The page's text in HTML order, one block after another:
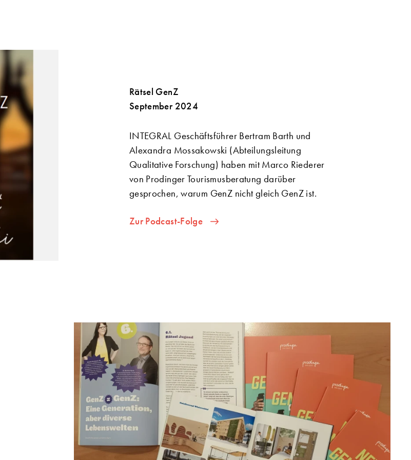
Rätsel GenZ
September 2024
INTEGRAL Geschäftsführer Bertram Barth und
Alexandra Mossakowski (Abteilungsleitung
Qualitative Forschung) haben mit Marco Riederer
von Prodinger Tourismusberatung darüber
gesprochen, warum GenZ nicht gleich GenZ ist.
Zur Podcast-Folge